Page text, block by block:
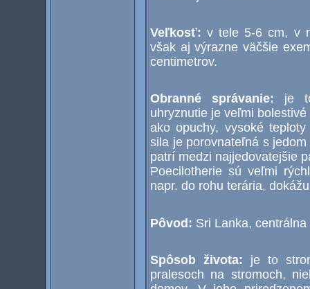
Veľkosť:v tele 5-6 cm, v
však aj výrazne väčšie
centimetrov.
Obranné správanie: je
uhryznutie je veľmi
ako opuchy, vysoké
sila je porovnateľná s
patrí medzi najjedovatejšie
Poecilotherie sú veľmi
napr. do rohu terária,
Pôvod: Sri Lanka,
Spôsob života: je to
pralesoch na stromoch,